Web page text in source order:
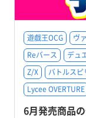
遊戯王OCG ヴ
Reバース
デュ
Z/X
バトルスピ
Lycee OVERTURE
6月発売商品